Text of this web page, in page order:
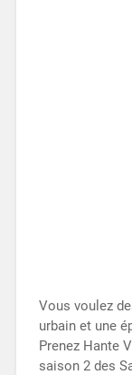
Vous voulez
urbain et une
Prenez Hante
saison 2 des